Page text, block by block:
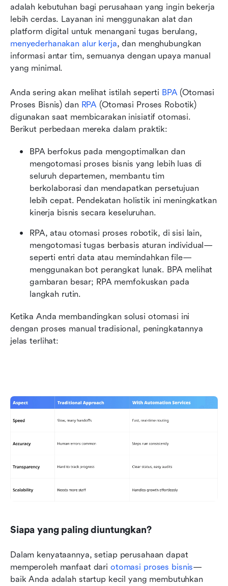
adalah kebutuhan bagi perusahaan yang ingin bekerja
lebih cerdas. Layanan ini menggunakan alat dan
menyederhanakan alur kerja, dan menghubungkan
informasi antar tim, semuanya dengan upaya manual
yang minimal.
Anda sering akan melihat istilah seperti BPA (Otomasi
Proses Bisnis) dan RPA (Otomasi Proses Robotik)
digunakan saat membicarakan inisiatif otomasi.
Berikut perbedaan mereka dalam praktik:
BPA berfokus pada mengoptimalkan dan
mengotomasi proses bisnis yang lebih luas di
seluruh departemen, membantu tim
berkolaborasi dan mendapatkan persetujuan
lebih cepat. Pendekatan holistik ini meningkatkan
kinerja bisnis secara keseluruhan.
RPA, atau otomasi proses robotik, di sisi lain,
mengotomasi tugas berbasis aturan individual—
seperti entri data atau memindahkan file—
menggunakan bot perangkat lunak. BPA melihat
gambaran besar; RPA memfokuskan pada
langkah rutin.
Ketika Anda membandingkan solusi otomasi ini
dengan proses manual tradisional, peningkatannya
jelas terlihat:
Siapa yang paling diuntungkan?
Dalam kenyataannya, setiap perusahaan dapat
memperoleh manfaat dari otomasi proses bisnis—
baik Anda adalah startup kecil yang membutuhkan